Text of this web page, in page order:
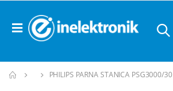
PHILIPS PARNA STANICA PSG3000/30